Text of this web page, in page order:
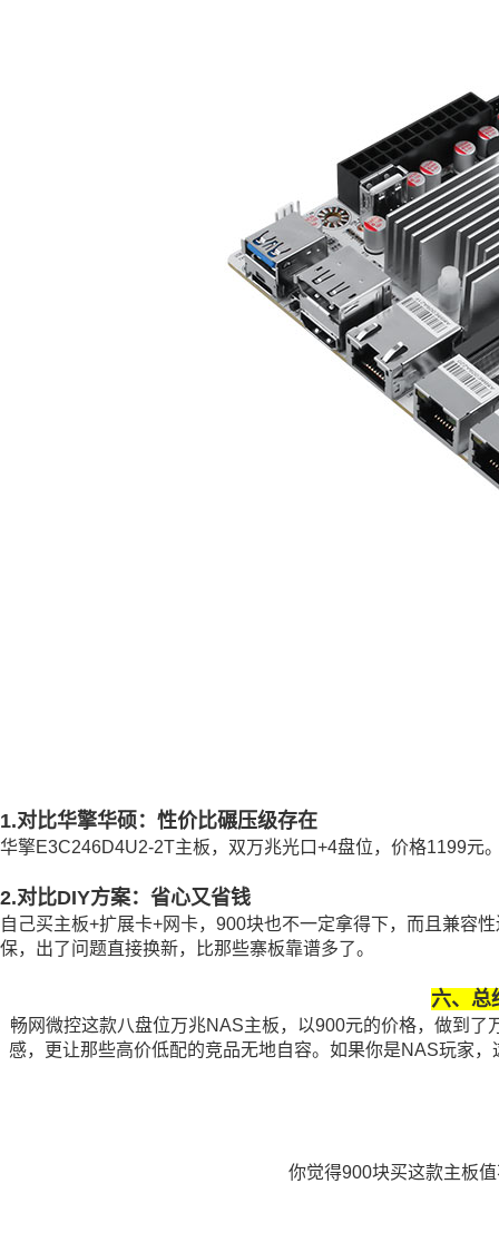
1.对比华擎华硕：性价比碾压级存在
华擎E3C246D4U2-2T主板，双万兆光口+4盘位，价格1199元
2.对比DIY方案：省心又省钱
自己买主板+扩展卡+网卡，900块也不一定拿得下，而且兼容
保，出了问题直接换新，比那些寨板靠谱多了。
六、总
畅网微控这款八盘位万兆NAS主板，以900元的价格，做到
感，更让那些高价低配的竞品无地自容。如果你是NAS玩家
你觉得900块买这款主板